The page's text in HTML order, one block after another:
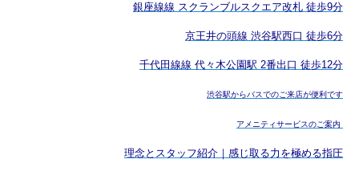
銀座線線 スクランブルスクエア改札 徒歩9分
京王井の頭線 渋谷駅西口 徒歩6分
千代田線線 代々木公園駅 2番出口 徒歩12分
渋谷駅からバスでのご来店が便利です
アメニティサービスのご案内
理念とスタッフ紹介｜感じ取る力を極める指圧